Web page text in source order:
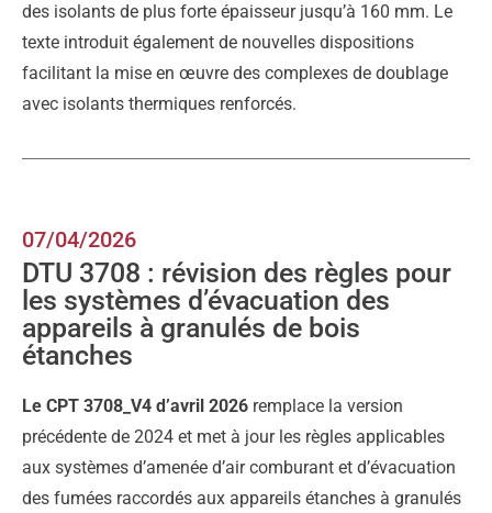
des isolants de plus forte épaisseur jusqu’à 160 mm. Le
texte introduit également de nouvelles dispositions
facilitant la mise en œuvre des complexes de doublage
avec isolants thermiques renforcés.
07/04/2026
DTU 3708 : révision des règles pour
les systèmes d’évacuation des
appareils à granulés de bois
étanches
Le CPT 3708_V4 d’avril 2026 remplace la version
précédente de 2024 et met à jour les règles applicables
aux systèmes d’amenée d’air comburant et d’évacuation
des fumées raccordés aux appareils étanches à granulés